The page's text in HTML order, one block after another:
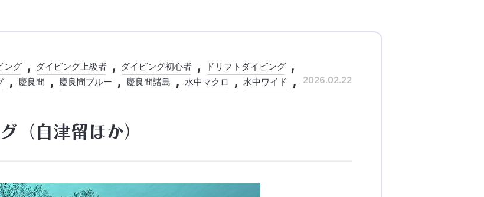
ング ダイビング上級者 ダイビング初心者
ドリフトダイビング
慶良間 慶良間ブルー 慶良間諸島 水中マクロ
水中ワイド
2026.02.22
（自津留ほか）